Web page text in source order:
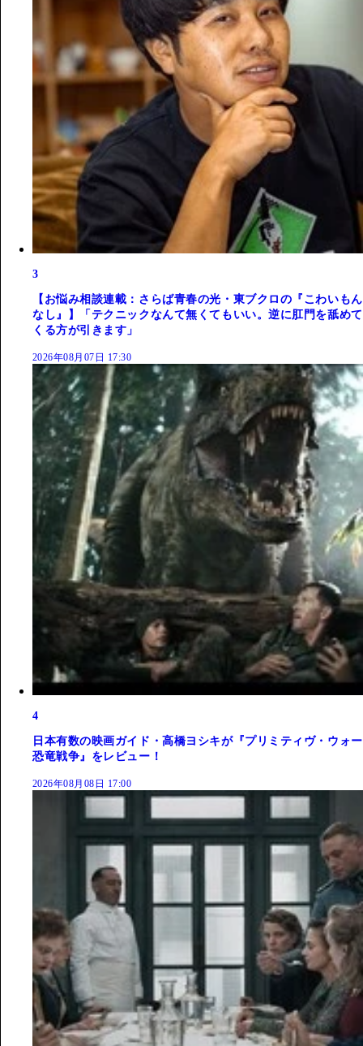
3
【お悩み相談連載：さらば青春の光・東ブクロの『こわいもん
なし』】「テクニックなんて無くてもいい。逆に肛門を舐めて
くる方が引きます」
2026年08月07日 17:30
4
日本有数の映画ガイド・高橋ヨシキが『プリミティヴ・ウォー
恐竜戦争』をレビュー！
2026年08月08日 17:00